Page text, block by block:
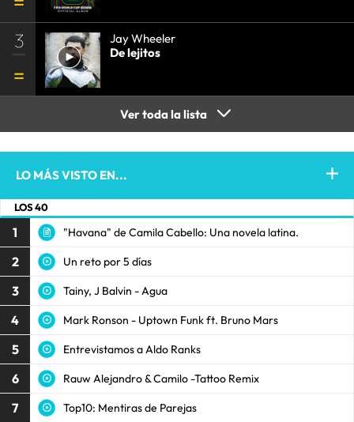
3
Jay Wheeler
De lejitos
Ver toda la lista
LO MÁS VISTO EN...
LOS 40
1 "Havana" de Camila Cabello: Una novela latina.
2 Un reto por 5 días
3 Tainy, J Balvin - Agua
4 Mark Ronson - Uptown Funk ft. Bruno Mars
5 Entrevistamos a Aldo Ranks
6 Rauw Alejandro & Camilo -Tattoo Remix
7 Top10: Mentiras de Parejas